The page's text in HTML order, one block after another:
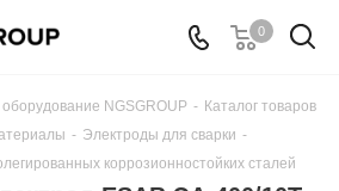
0
NGSGROUP - Каталог товаров
- Электроды для сварки -
коррозионностойких сталей